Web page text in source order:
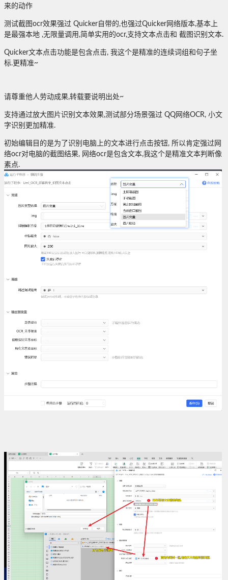
来的动作
测试截图ocr效果强过 Quicker自带的,也强过Quicker网络版本,基本上
是最强本地 ,无限量调用,简单实用的ocr,支持文本点击和 截图识别文本.
Quicker文本点击功能是包含点击, 我这个是精准的连续词组和句子坐
标.更精准~
请尊重他人劳动成果,转载要说明出处~
支持通过放大图片识别文本效果,测试部分场景强过 QQ网络OCR, 小文
字识别更加精准.
初始编辑目的是为了识别电脑上的文本进行点击按钮, 所以肯定强过网
络ocr对电脑的截图结果, 网络ocr是包含文本,我这个是精准文本判断像
素点.